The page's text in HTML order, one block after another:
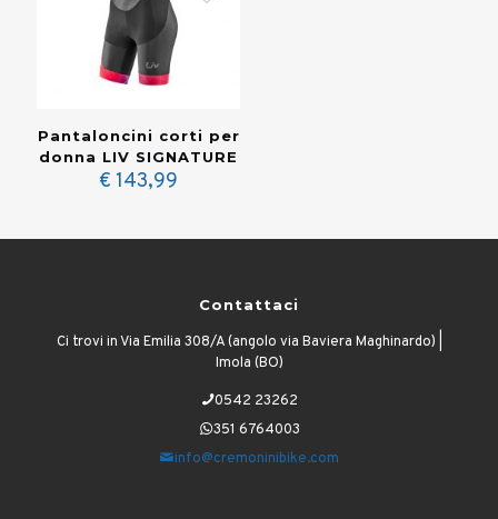
Pantaloncini corti per
donna LIV SIGNATURE
€ 143,99
Contattaci
Ci trovi in Via Emilia 308/A (angolo via Baviera Maghinardo) |
Imola (BO)
0542 23262
351 6764003
info@cremoninibike.com